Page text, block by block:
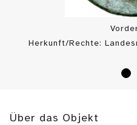
Herkunft/Rechte:
Über das Objekt